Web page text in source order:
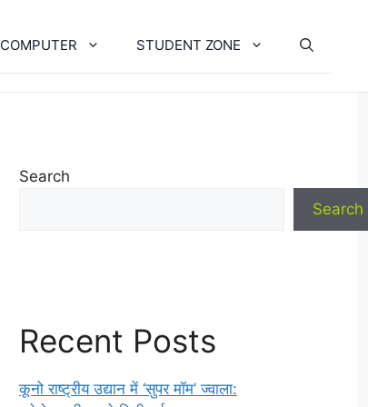
COMPUTER STUDENT ZONE
Search
Search
Recent Posts
कूनो राष्ट्रीय उद्यान में ‘सुपर मॉम’ ज्वाला: